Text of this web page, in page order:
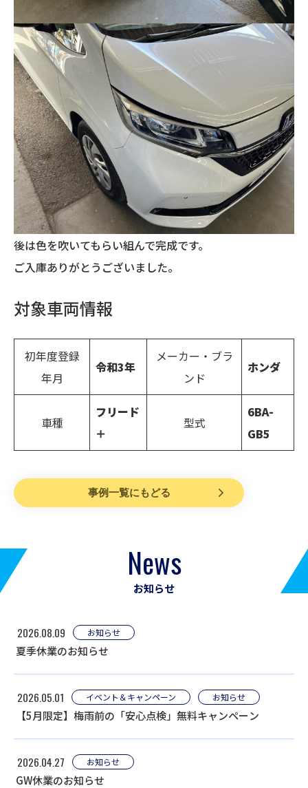
後は色を吹いてもらい組んで完成です。
ご入庫ありがとうございました。
対象車両情報
初年度登録
年月
令和3年
メーカー・ブラ
ンド
ホンダ
車種
フリード
＋
型式
6BA-
GB5
事例一覧にもどる
News
お知らせ
2026.08.09 お知らせ
夏季休業のお知らせ
2026.05.01 イベント＆キャンペーン お知らせ
【5月限定】梅雨前の「安心点検」無料キャンペーン
2026.04.27 お知らせ
GW休業のお知らせ